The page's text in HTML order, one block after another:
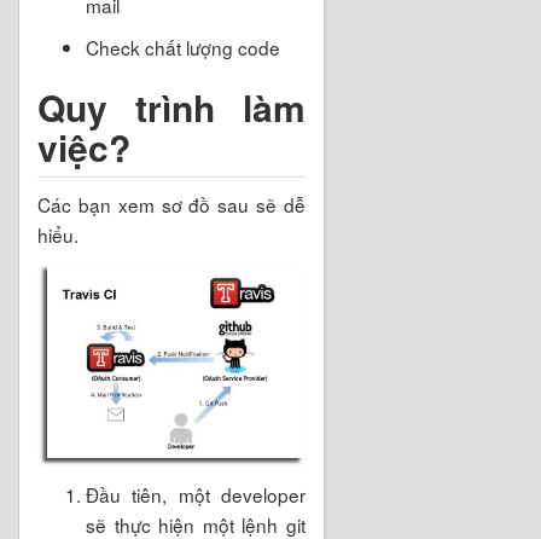
mail
Check chất lượng code
Quy trình làm
việc?
Các bạn xem sơ đồ sau sẽ dễ
hiểu.
Đầu tiên, một developer
sẽ thực hiện một lệnh git